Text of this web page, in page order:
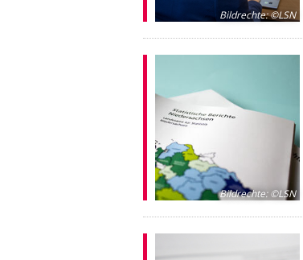
Bildrechte:©LSN
Bildrechte:©LSN